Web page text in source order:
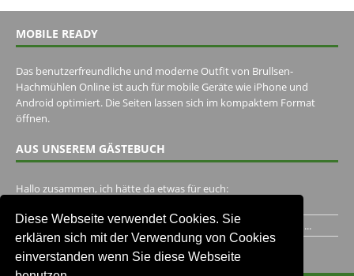
Diese Webseite verwendet Cookies. Sie
erklären sich mit der Verwendung von Cookies
einverstanden wenn Sie diese Webseite
MOBILE READY
Das benutzerfreundliche und moderne Outfit von Brullsen-
Hachmühlen Online ist auch für mobile Geräte wie iPhone und
Android optimiert. Die Seiten lassen sich im kompaktem Format
öffnen.
AUS UNSEREM GÄSTEBUCH
Hallo zusammen, ich hätte da etwas für euch:
Ich habe ein Jahr im Gasthaus Hugo Pape verbracht..Habe ihn...
Unser Gästebuch besuchen